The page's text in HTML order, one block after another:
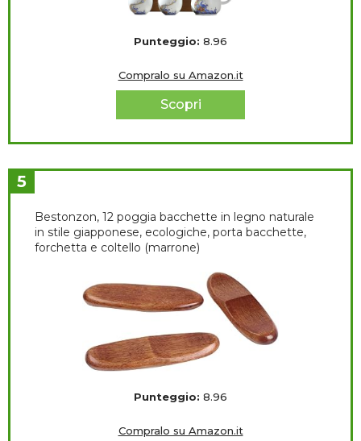
Punteggio: 8.96
Compralo su Amazon.it
Scopri
5
Bestonzon, 12 poggia bacchette in legno naturale
in stile giapponese, ecologiche, porta bacchette,
forchetta e coltello (marrone)
Punteggio: 8.96
Compralo su Amazon.it